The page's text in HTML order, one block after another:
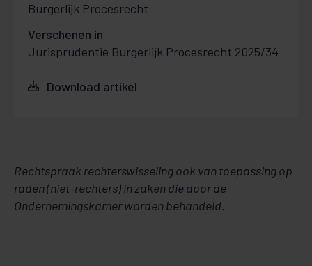
Burgerlijk Procesrecht
Verschenen in
Jurisprudentie Burgerlijk Procesrecht 2025/34
Download artikel
Rechtspraak rechterswisseling ook van toepassing op
raden (niet-rechters) in zaken die door de
Ondernemingskamer worden behandeld.